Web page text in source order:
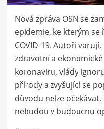
Nová zpráva OSN se
epidemie, ke kterým
COVID-19. Autoři
zdravotní a
koronaviru, vlády
přírody a zvyšující se
důvodu nelze
nebudou v budoucnu